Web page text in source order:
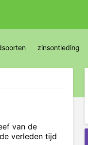
zinsontleding
van de
verleden tijd